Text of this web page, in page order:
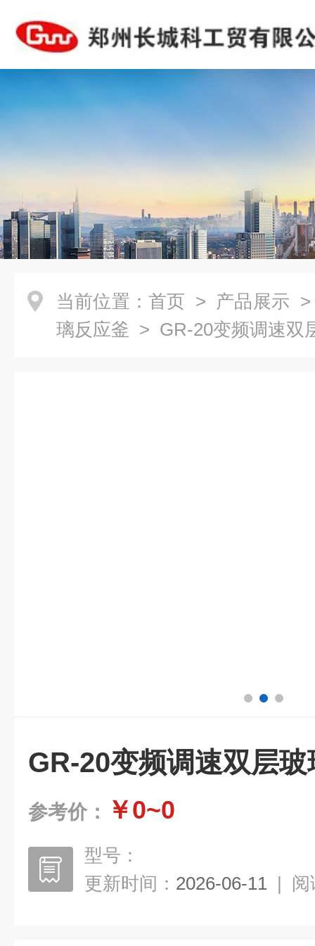
当前位置： 首页 > 产品展示
璃反应釜 > GR-20变频调速双
GR-20变频调速双层
参考价： ￥0~0
型号：
更新时间： 2026-06-11 | 阅